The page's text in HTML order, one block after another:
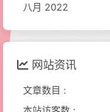
八月 2022
网站资讯
文章数目 :